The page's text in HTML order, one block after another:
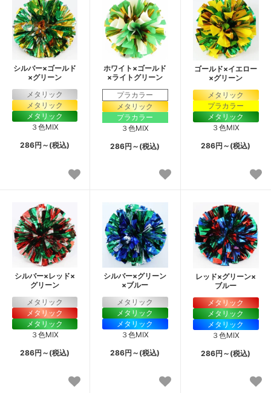
シルバー×ゴールド
×グリーン
メタリック
メタリック
メタリック
３色MIX
286円～(税込)
ホワイト×ゴールド
×ライトグリーン
プラカラー
メタリック
プラカラー
３色MIX
286円～(税込)
ゴールド×イエロー
×グリーン
メタリック
プラカラー
メタリック
３色MIX
286円～(税込)
シルバー×レッド×
グリーン
メタリック
メタリック
メタリック
３色MIX
286円～(税込)
シルバー×グリーン
×ブルー
メタリック
メタリック
メタリック
３色MIX
286円～(税込)
レッド×グリーン×
ブルー
メタリック
メタリック
メタリック
３色MIX
286円～(税込)